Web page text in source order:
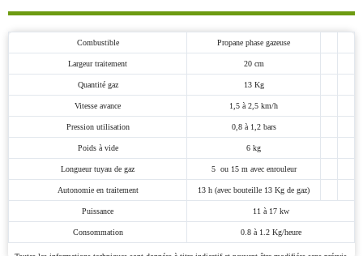
Combustible Propane phase gazeuse
Largeur traitement 20 cm
Quantité gaz 13 Kg
Vitesse avance 1,5 à 2,5 km/h
Pression utilisation 0,8 à 1,2 bars
Poids à vide 6 kg
Longueur tuyau de gaz 5 ou 15 m avec enrouleur
Autonomie en traitement 13 h (avec bouteille 13 Kg de gaz)
Puissance 11 à 17 kw
Consommation 0.8 à 1.2 Kg/heure